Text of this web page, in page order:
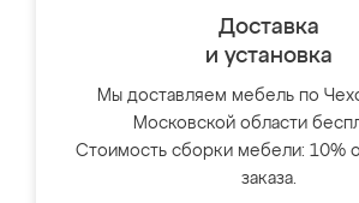
Доставка
и установка
Мы доставляем мебель по
Московской области
Стоимость сборки мебели: 10%
заказа.